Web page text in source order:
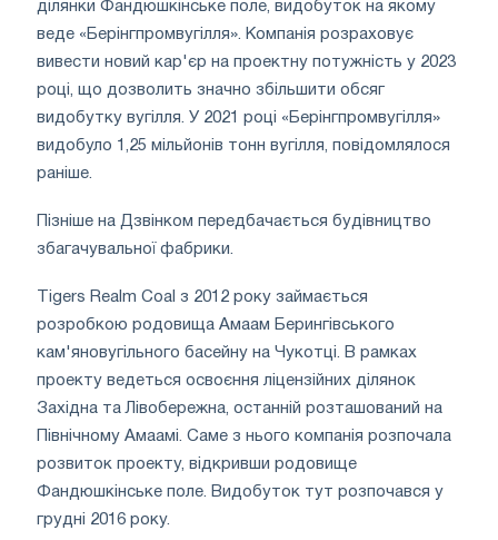
ділянки Фандюшкінське поле, видобуток на якому
веде «Берінгпромвугілля». Компанія розраховує
вивести новий кар'єр на проектну потужність у 2023
році, що дозволить значно збільшити обсяг
видобутку вугілля. У 2021 році «Берінгпромвугілля»
видобуло 1,25 мільйонів тонн вугілля, повідомлялося
раніше.
Пізніше на Дзвінком передбачається будівництво
збагачувальної фабрики.
Tigers Realm Coal з 2012 року займається
розробкою родовища Амаам Берингівського
кам'яновугільного басейну на Чукотці. В рамках
проекту ведеться освоєння ліцензійних ділянок
Західна та Лівобережна, останній розташований на
Північному Амаамі. Саме з нього компанія розпочала
розвиток проекту, відкривши родовище
Фандюшкінське поле. Видобуток тут розпочався у
грудні 2016 року.